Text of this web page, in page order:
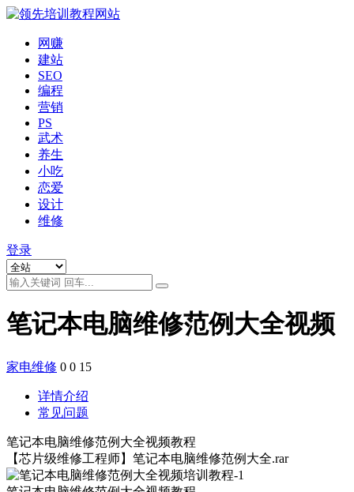
网赚
建站
SEO
编程
营销
PS
武术
养生
小吃
恋爱
设计
维修
登录
笔记本电脑维修范例大全视频
家电维修 0 0 15
详情介绍
常见问题
笔记本电脑维修范例大全视频教程
【芯片级维修工程师】笔记本电脑维修范例大全.rar